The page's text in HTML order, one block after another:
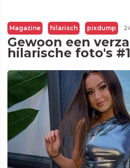
Magazine hilarisch pixdump
Gewoon een
hilarische foto's